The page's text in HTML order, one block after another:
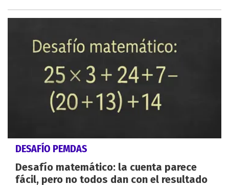
DESAFÍO PEMDAS
Desafío matemático: la cuenta parece
fácil, pero no todos dan con el resultado